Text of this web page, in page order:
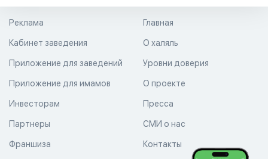
Главная
О халяль
Уровни доверия
Реклама
Кабинет заведения
Приложение для заведений
Приложение для имамов О проекте
Пресса
СМИ о нас
Контакты
Инвесторам
Партнеры
Франшиза